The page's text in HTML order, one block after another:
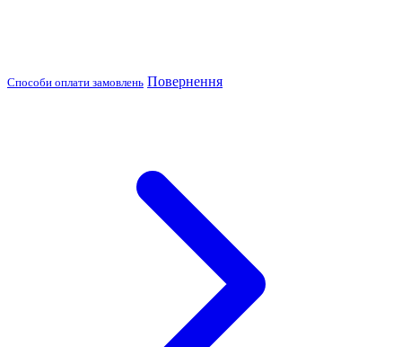
Способи оплати замовлень Повернення